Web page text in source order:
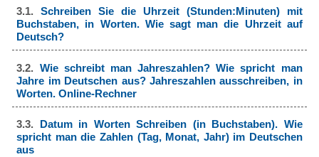
3.1.Schreiben Sie die Uhrzeit (Stunden:Minuten) mit
Buchstaben, in Worten. Wie sagt man die Uhrzeit auf
Deutsch?
3.2. Wie schreibt man Jahreszahlen? Wie spricht man
Jahre im Deutschen aus? Jahreszahlen ausschreiben, in
Worten. Online-Rechner
3.3. Datum in Worten Schreiben (in Buchstaben). Wie
spricht man die Zahlen (Tag, Monat, Jahr) im Deutschen
aus